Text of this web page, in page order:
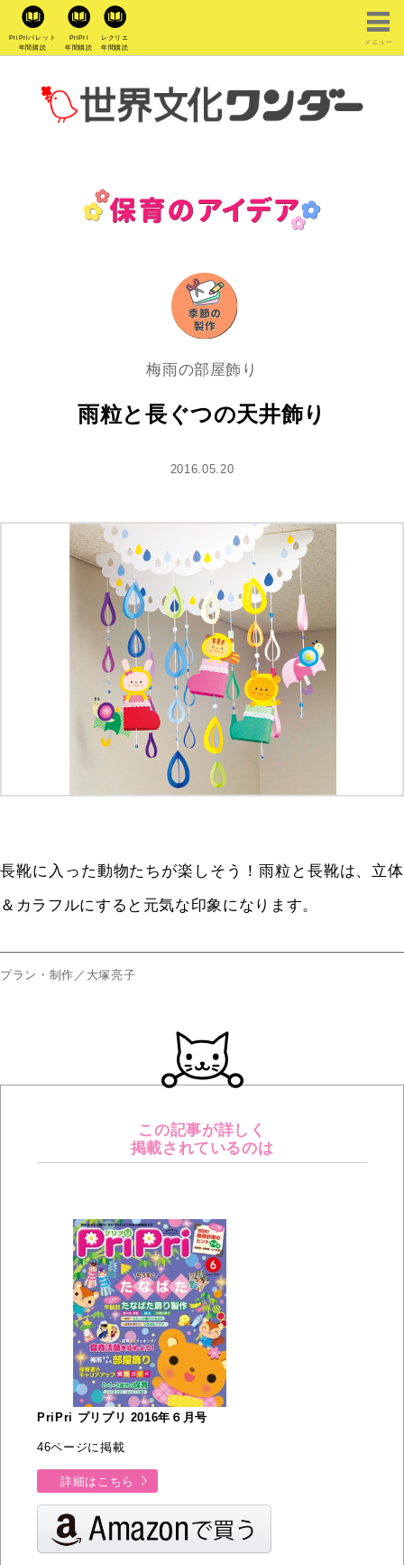
PriPriパレット
年間購読
PriPri
年間購読
レクリエ
年間購読
メニュー
梅雨の部屋飾り
雨粒と長ぐつの天井飾り
2016.05.20
長靴に入った動物たちが楽しそう！雨粒と長靴は、立体
＆カラフルにすると元気な印象になります。
プラン・制作／大塚亮子
この記事が詳しく
掲載されているのは
PriPri プリプリ 2016年６月号
46ページに掲載
詳細はこちら